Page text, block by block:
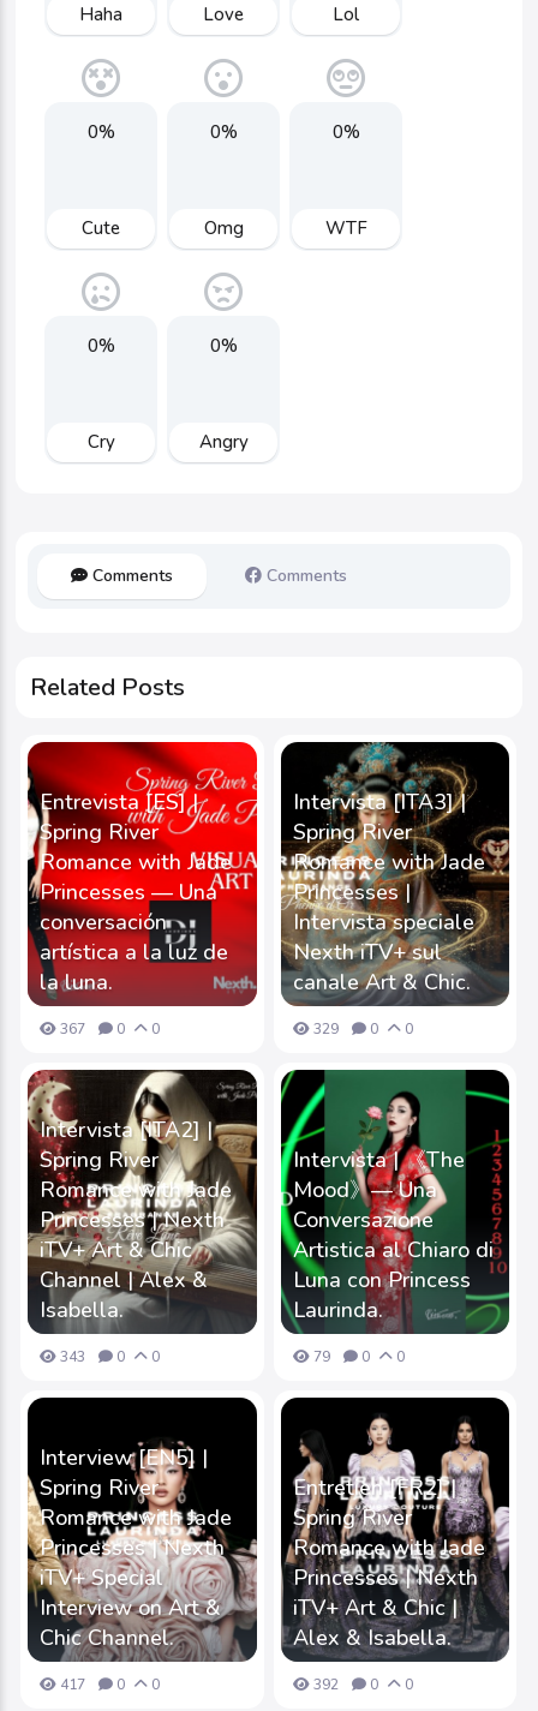
Haha Love Lol
0%
Cute
0%
Omg
0%
WTF
0%
Cry
0%
Angry
Comments Comments
Related Posts
Entrevista [ES] |
Spring River
Romance with Jade
Princesses — Una
conversación
artística a la luz de
la luna.
367 0 0
Intervista [ITA3] |
Spring River
Romance with Jade
Princesses |
Intervista speciale
Nexth iTV+ sul
canale Art & Chic.
329 0 0
Intervista [ITA2] |
Spring River
Romance with Jade
Princesses | Nexth
iTV+ Art & Chic
Channel | Alex &
Isabella.
343 0 0
Intervista | 《The
Mood》— Una
Conversazione
Artistica al Chiaro di
Luna con Princess
Laurinda.
79 0 0
Interview [EN5] |
Spring River
Romance with Jade
Princesses | Nexth
iTV+ Special
Interview on Art &
Chic Channel.
417 0 0
Entretien [FR2] |
Spring River
Romance with Jade
Princesses | Nexth
iTV+ Art & Chic |
Alex & Isabella.
392 0 0